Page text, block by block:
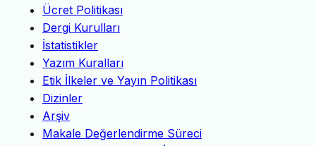
Ücret Politikası
Dergi Kurulları
İstatistikler
Yazım Kuralları
Etik İlkeler ve Yayın Politikası
Dizinler
Arşiv
Makale Değerlendirme Süreci